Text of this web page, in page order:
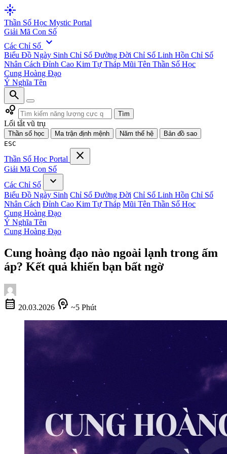
flare
Thần Số Học Mystic Portal
Giải Mã Con Số
Các Chỉ Số expand_more
Biểu Đồ Ngày Sinh Chỉ Số Đường Đời Chỉ Số Linh Hồn Chỉ Số
Nhân Cách Đỉnh Cao Kim Tự Tháp Mũi Tên Thần Số Học
Cung Hoàng Đạo
Ý Nghĩa Tên
search
bubble_chart
Tìm
Lối tắt vũ trụ
Thần số học Ma trận định mệnh Năm thế hệ
Bản đồ sao
ESC
Thần Số Học Portal close
Giải Mã Con Số
Các Chỉ Số
expand_more
Biểu Đồ Ngày Sinh Chỉ Số Đường Đời Chỉ Số Linh Hồn Chỉ Số
Nhân Cách Đỉnh Cao Kim Tự Tháp Mũi Tên Thần Số Học
Cung Hoàng Đạo
Ý Nghĩa Tên
Cung Hoàng Đạo
Cung hoàng đạo nào ngoài lạnh trong ấm
áp? Kết quả khiến bạn bất ngờ
calendar_month 20.03.2026 psychology ~5 Phút